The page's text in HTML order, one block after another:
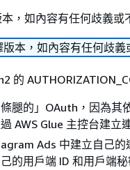
，如內容有任何歧義或
本，如內容有任何歧義
的
腿的」OAuth，因為其
AWS Glue 主控台建立
Ads 中建立自己的
的用戶端 ID 和用戶端